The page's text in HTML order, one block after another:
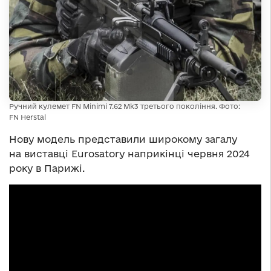
Ручний кулемет FN Minimi 7.62 Mk3 третього покоління. Фото:
FN Herstal
Нову модель представили широкому загалу
на виставці Eurosatory наприкінці червня 2024
року в Парижі.